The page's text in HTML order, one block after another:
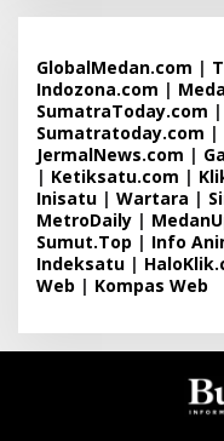
GlobalMedan.com |
Indozona.com |
SumatraToday.com |
Sumatratoday.com |
JermalNews.com |
| Ketiksatu.com |
Inisatu | Wartara |
MetroDaily |
Sumut.Top | Info
Indeksatu |
Web | Kompas Web